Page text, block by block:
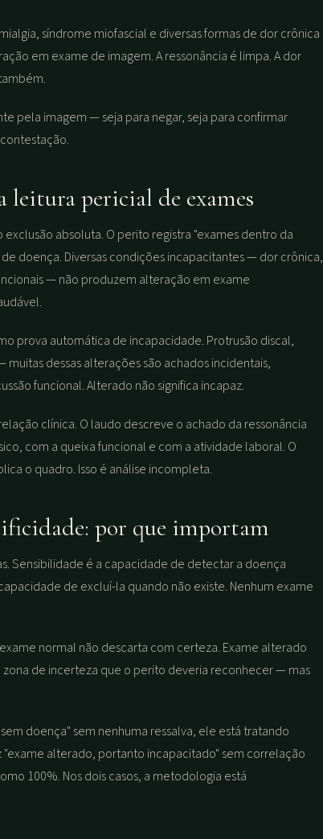
síndrome miofascial e diversas formas de dor crônica
em exame de imagem. A ressonância é limpa. A dor
pela imagem — seja para negar, seja para confirmar
leitura pericial de exames
absoluta. O perito registra "exames dentro da
doença. Diversas condições incapacitantes — dor crônica,
— não produzem alteração em exame
prova automática de incapacidade. Protrusão discal,
dessas alterações são achados incidentais,
funcional. Alterado não significa incapaz.
clínica. O laudo descreve o achado da ressonância
com a queixa funcional e com a atividade laboral. O
o quadro. Isso é análise incompleta.
por que importam
Sensibilidade é a capacidade de detectar a doença
de excluí-la quando não existe. Nenhum exame
normal não descarta com certeza. Exame alterado
zona de incerteza que o perito deveria reconhecer — mas
doença" sem nenhuma ressalva, ele está tratando
"exame alterado, portanto incapacitado" sem correlação
100%. Nos dois casos, a metodologia está